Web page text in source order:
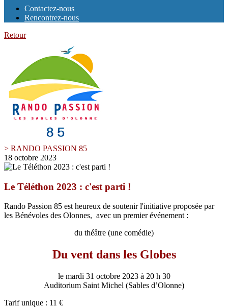
Contactez-nous
Rencontrez-nous
Retour
> RANDO PASSION 85
18 octobre 2023
Le Téléthon 2023 : c'est parti !
Rando Passion 85 est heureux de soutenir l'initiative proposée par
les Bénévoles des Olonnes, avec un premier événement :
du théâtre (une comédie)
Du vent dans les Globes
le mardi 31 octobre 2023 à 20 h 30
Auditorium Saint Michel (Sables d’Olonne)
Tarif unique : 11 €